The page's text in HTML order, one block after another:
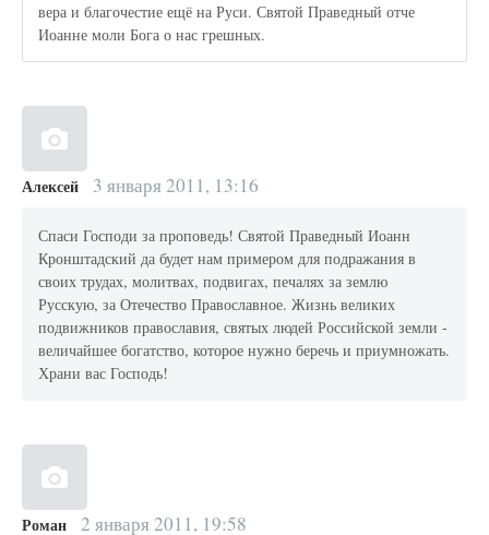
вера и благочестие ещё на Руси. Святой Праведный отче
Иоанне моли Бога о нас грешных.
Алексей 3 января 2011, 13:16
Спаси Господи за проповедь! Святой Праведный Иоанн
Кронштадский да будет нам примером для подражания в
своих трудах, молитвах, подвигах, печалях за землю
Русскую, за Отечество Православное. Жизнь великих
подвижников православия, святых людей Российской земли -
величайшее богатство, которое нужно беречь и приумножать.
Храни вас Господь!
Роман 2 января 2011, 19:58